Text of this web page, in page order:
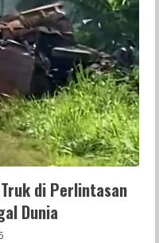
di Perlintasan
Dunia